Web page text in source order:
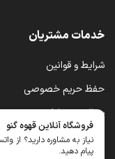
خدمات مشتریان
شرایط و قوانین
حفظ حریم خصوصی
سوالات متداول
رویه ارسال کالا
فروشگاه آنلاین قهوه گنو
نیاز به مشاوره دارید؟ از
پیام دهید.